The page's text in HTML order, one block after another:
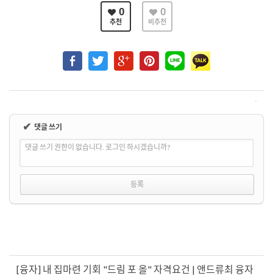
0
추천
0
비추천
✔ 댓글 쓰기
댓글 쓰기 권한이 없습니다. 로그인 하시겠습니까?
[융자] 내 집마련 기회 "드림 포 올" 자격요건 | 앤드류최 융자